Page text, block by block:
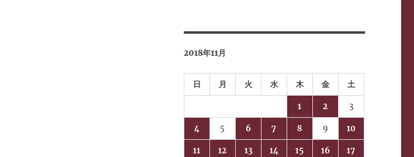
2018年11月
日 月 火 水 木 金 土
1 2 3
4 5 6 7 8 9 10
11 12 13 14 15 16 17